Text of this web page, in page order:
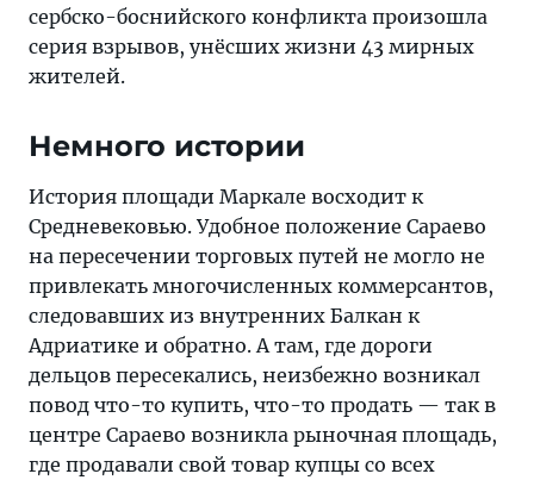
сербско-боснийского конфликта произошла
серия взрывов, унёсших жизни 43 мирных
жителей.
Немного истории
История площади Маркале восходит к
Средневековью. Удобное положение Сараево
на пересечении торговых путей не могло не
привлекать многочисленных коммерсантов,
следовавших из внутренних Балкан к
Адриатике и обратно. А там, где дороги
дельцов пересекались, неизбежно возникал
повод что-то купить, что-то продать — так в
центре Сараево возникла рыночная площадь,
где продавали свой товар купцы со всех